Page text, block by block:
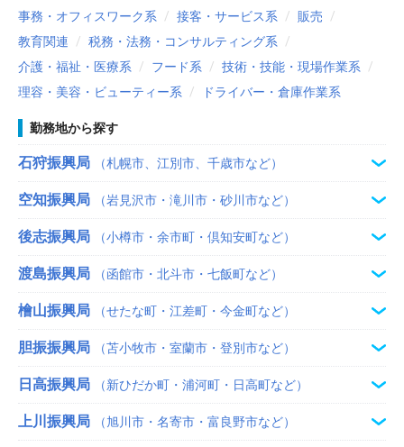
事務・オフィスワーク系
接客・サービス系
販売
教育関連
税務・法務・コンサルティング系
介護・福祉・医療系
フード系
技術・技能・現場作業系
理容・美容・ビューティー系
ドライバー・倉庫作業系
勤務地から探す
石狩振興局 （札幌市、江別市、千歳市など）
空知振興局 （岩見沢市・滝川市・砂川市など）
後志振興局 （小樽市・余市町・倶知安町など）
渡島振興局 （函館市・北斗市・七飯町など）
檜山振興局 （せたな町・江差町・今金町など）
胆振振興局 （苫小牧市・室蘭市・登別市など）
日高振興局 （新ひだか町・浦河町・日高町など）
上川振興局 （旭川市・名寄市・富良野市など）